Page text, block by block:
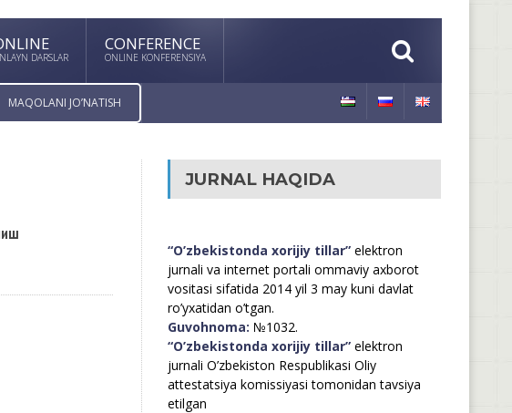
DARSLAR
CONFERENCE
ONLINE KONFERENSIYA
MAQOLANI JO’NATISH
JURNAL HAQIDA
“O’zbekistonda xorijiy tillar”elektron
jurnali va internet portali ommaviy axborot
vositasi sifatida 2014 yil 3 may kuni davlat
ro’yxatidan o’tgan.
Guvohnoma: №1032.
“O’zbekistonda xorijiy tillar”elektron
jurnali O’zbekiston Respublikasi Oliy
attestatsiya komissiyasi tomonidan tavsiya
etilgan